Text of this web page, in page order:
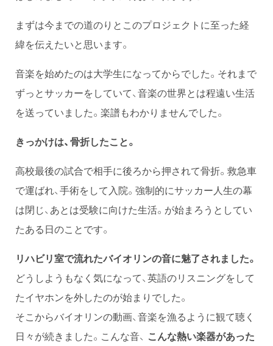
まずは今までの道のりとこのプロジェクトに至った経
緯を伝えたいと思います。
音楽を始めたのは大学生になってからでした。それまで
ずっとサッカーをしていて、音楽の世界とは程遠い生活
を送っていました。楽譜もわかりませんでした。
きっかけは、骨折したこと。
高校最後の試合で相手に後ろから押されて骨折。救急車
で運ばれ、手術をして入院。強制的にサッカー人生の幕
は閉じ、あとは受験に向けた生活。が始まろうとしてい
たある日のことです。
リハビリ室で流れたバイオリンの音に魅了されました。
どうしようもなく気になって、英語のリスニングをして
たイヤホンを外したのが始まりでした。
そこからバイオリンの動画、音楽を漁るように観て聴く
日々が続きました。こんな音、 こんな熱い楽器があった